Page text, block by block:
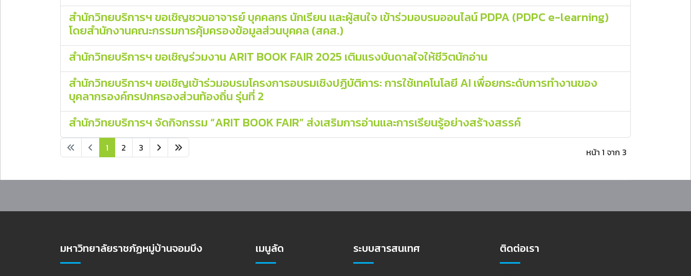
สำนักวิทยบริการฯ ขอเชิญชวนอาจารย์ บุคคลกร นักเรียน และผู้สนใจ เข้าร่วมอบรมออนไลน์ PDPA (PDPC e-learning)
โดยสำนักงานคณะกรรมการคุ้มครองข้อมูลส่วนบุคคล (สคส.)
สำนักวิทยบริการฯ ขอเชิญร่วมงาน ARIT BOOK FAIR 2025 เติมแรงบันดาลใจให้ชีวิตนักอ่าน
สำนักวิทยบริการฯ ขอเชิญเข้าร่วมอบรมโครงการอบรมเชิงปฏิบัติการ: การใช้เทคโนโลยี AI เพื่อยกระดับการทำงานของ
บุคลากรองค์กรปกครองส่วนท้องถิ่น รุ่นที่ 2
สำนักวิทยบริการฯ จัดกิจกรรม “ARIT BOOK FAIR” ส่งเสริมการอ่านและการเรียนรู้อย่างสร้างสรรค์
หน้า 1 จาก 3
1 2 3
มหาวิทยาลัยราชภัฏหมู่บ้านจอมบึง เมนูลัด ระบบสารสนเทศ ติดต่อเรา